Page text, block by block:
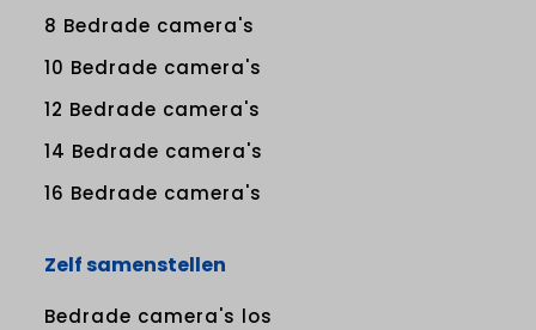
8 Bedrade camera's
10 Bedrade camera's
12 Bedrade camera's
14 Bedrade camera's
16 Bedrade camera's
Zelf samenstellen
Bedrade camera's los